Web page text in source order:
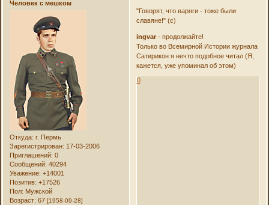
Человек с мешком
Откуда: г. Пермь
Зарегистрирован: 17-03-2006
Приглашений: 0
Сообщений: 40294
Уважение: +14001
Позитив: +17526
Пол: Мужской
Возраст: 67[1958-09-28]
"Говорят, что варяги - тоже были
славяне!" (с)
ingvar- продолжайте!
Только во Всемирной Истории журнала
Сатирикон я нечто подобное читал (Я,
кажется, уже упоминал об этом)
0